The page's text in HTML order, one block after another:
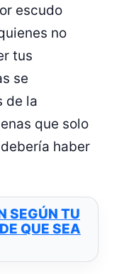
escudo
no
tus
se
de la
que solo
haber
SEGÚN TU
QUE SEA